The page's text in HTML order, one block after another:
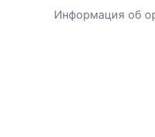
Информация об